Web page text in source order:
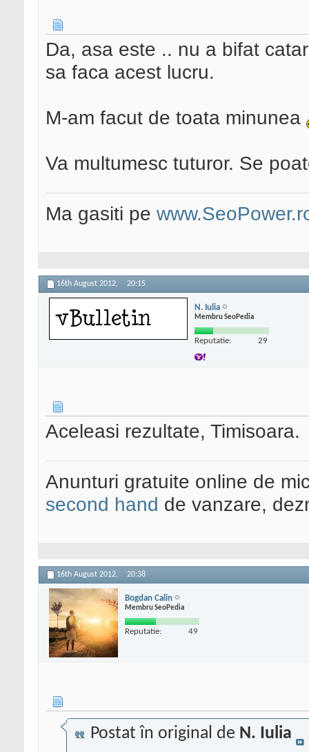
Da, asa este .. nu a bifat
sa faca acest lucru.
M-am facut de toata minunea
Va multumesc tuturor. Se
Ma gasiti pe
16th August 2012, 20:15
N. Iulia
Membru SeoPedia
Reputatie: 29
Aceleasi rezultate, Timisoara.
Anunturi gratuite online de
second hand de vanzare,
16th August 2012, 20:38
Bogdan Calin
Membru SeoPedia
Reputatie: 49
Postat în original de N. Iulia